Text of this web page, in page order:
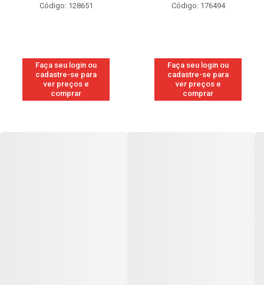
Código: 128651
Faça seu login ou
cadastre-se para
ver preços e
comprar
Código: 176494
Faça seu login ou
cadastre-se para
ver preços e
comprar